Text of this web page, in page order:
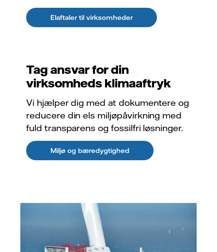
Elaftaler til virksomheder
Tag ansvar for din
virksomheds klimaaftryk
Vi hjælper dig med at dokumentere og
reducere din els miljøpåvirkning med
fuld transparens og fossilfri løsninger.
Miljø og bæredygtighed